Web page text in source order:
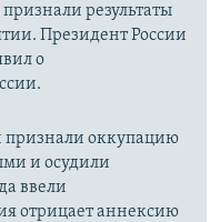
результаты
Президент России
о
оккупацию
и осудили
ввели
отрицает аннексию